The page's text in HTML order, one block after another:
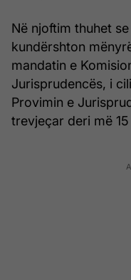
Në njoftim thuhet
kundërshton
mandatin e
Jurisprudencës, i
Provimin e
trevjeçar deri më